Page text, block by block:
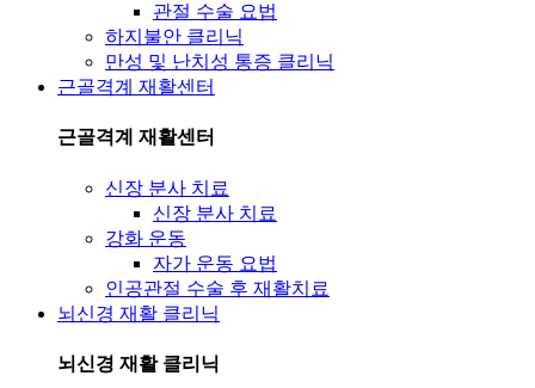
관절 수술 요법
하지불안 클리닉
만성 및 난치성 통증 클리닉
근골격계 재활센터
근골격계 재활센터
신장 분사 치료
신장 분사 치료
강화 운동
자가 운동 요법
인공관절 수술 후 재활치료
뇌신경 재활 클리닉
뇌신경 재활 클리닉